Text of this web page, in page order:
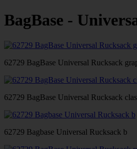
BagBase -
62729 BagBase Universal Rucksack
62729 BagBase Universal Rucksack
62729 Bagbase Universal Rucksack b